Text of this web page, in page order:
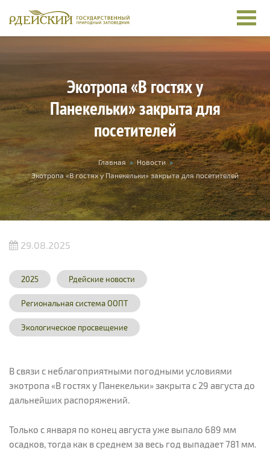
Экотропа «В гостях у
Панекельки» закрыта для
посетителей
Вы здесь Главная » Новости »
Экотропа «В гостях у Панекельки» закрыта для посетителей
29.08.2025
2025 Рдейские новости
Региональная система ООПТ
Экологическое просвещение
В связи с неблагоприятными погодными условиями
экотропа «В гостях у Панекельки» закрыта с 29 августа до
дальнейших распоряжений.
Только с января по конец августа уже выпало 689 мм
осадков, тогда как в среднем за весь год выпадает 781 мм.